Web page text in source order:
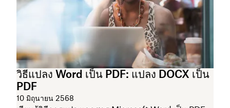
วิธีแปลง Word เป็น PDF: แปลง DOCX เป็น
PDF
10 มิถุนายน 2568